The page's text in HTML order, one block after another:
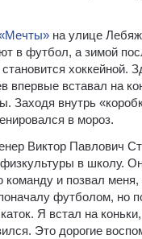
на улице
в футбол, а зимой
хоккейной.
впервые вставал на
Заходя внутрь
в мороз.
Виктор Павлович
в школу.
и позвал меня,
футболом, но
Я встал на
Это дорогие